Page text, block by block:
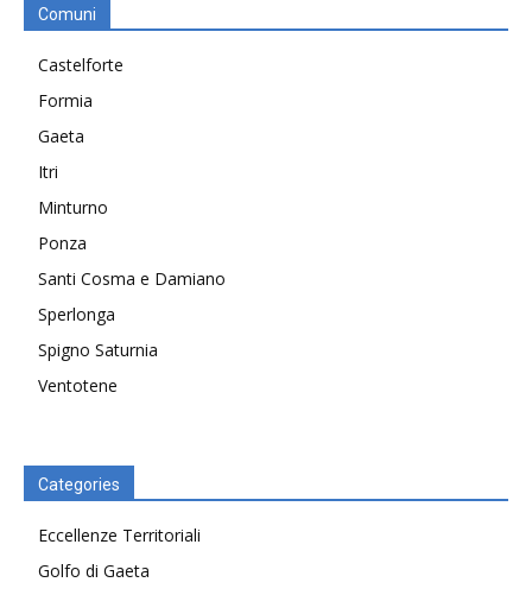
Comuni
Castelforte
Formia
Gaeta
Itri
Minturno
Ponza
Santi Cosma e Damiano
Sperlonga
Spigno Saturnia
Ventotene
Categories
Eccellenze Territoriali
Golfo di Gaeta